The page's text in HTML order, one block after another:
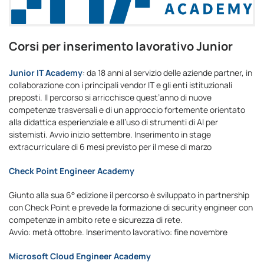
Corsi per inserimento lavorativo Junior
Junior IT Academy: da 18 anni al servizio delle aziende partner, in
collaborazione con i principali vendor IT e gli enti istituzionali
preposti. Il percorso si arricchisce quest’anno di nuove
competenze trasversali e di un approccio fortemente orientato
alla didattica esperienziale e all’uso di strumenti di AI per
sistemisti. Avvio inizio settembre. Inserimento in stage
extracurriculare di 6 mesi previsto per il mese di marzo
Check Point Engineer Academy
Giunto alla sua 6° edizione il percorso è sviluppato in partnership
con Check Point e prevede la formazione di security engineer con
competenze in ambito rete e sicurezza di rete.
Avvio: metà ottobre. Inserimento lavorativo: fine novembre
Microsoft Cloud Engineer Academy